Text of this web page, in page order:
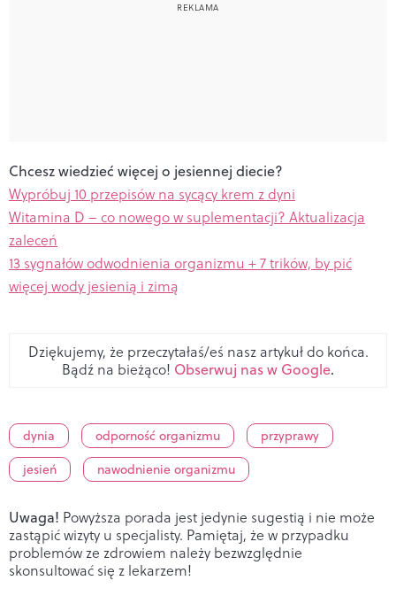
Chcesz wiedzieć więcej o jesiennej diecie?
Wypróbuj 10 przepisów na sycący krem z dyni
Witamina D – co nowego w suplementacji? Aktualizacja
zaleceń
13 sygnałów odwodnienia organizmu + 7 trików, by pić
więcej wody jesienią i zimą
Dziękujemy, że przeczytałaś/eś nasz artykuł do końca.
Bądź na bieżąco! Obserwuj nas w Google.
dynia odporność organizmu
przyprawy
jesień
nawodnienie organizmu
Uwaga! Powyższa porada jest jedynie sugestią i nie może
zastąpić wizyty u specjalisty. Pamiętaj, że w przypadku
problemów ze zdrowiem należy bezwzględnie
skonsultować się z lekarzem!